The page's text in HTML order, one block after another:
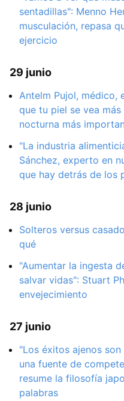
sentadillas": Menno
musculación, repasa
ejercicio
29 junio
Antelm Pujol, médico,
que tu piel se vea
nocturna más
"La industria
Sánchez, experto en
que hay detrás de los
28 junio
Solteros versus
qué
"Aumentar la ingesta
salvar vidas": Stuart
envejecimiento
27 junio
"Los éxitos ajenos
una fuente de
resume la filosofía
palabras